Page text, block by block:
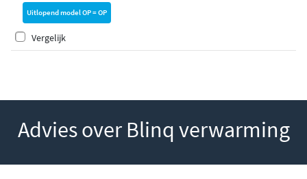
Uitlopend model OP = OP
Vergelijk
Advies over Blinq verwarming